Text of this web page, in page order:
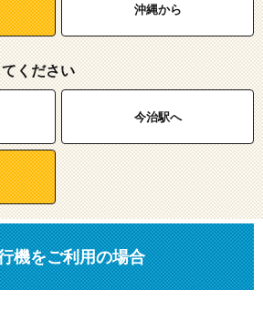
沖縄から
ください
今治駅へ
機をご利用の場合